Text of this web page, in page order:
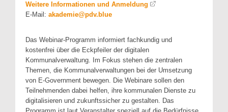
Weitere Informationen und Anmeldung
E-Mail: akademie@pdv.blue
Das Webinar-Programm informiert fachkundig und
kostenfrei über die Eckpfeiler der digitalen
Kommunalverwaltung. Im Fokus stehen die zentralen
Themen, die Kommunalverwaltungen bei der Umsetzung
von E-Government bewegen. Die Webinare sollen den
Teilnehmenden dabei helfen, ihre kommunalen Dienste zu
digitalisieren und zukunftssicher zu gestalten. Das